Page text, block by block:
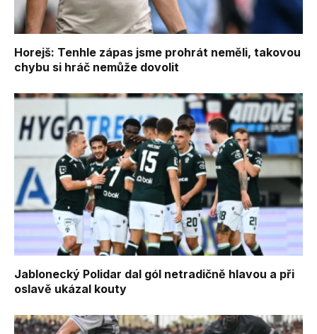
Horejš: Tenhle zápas jsme prohrát neměli, takovou
chybu si hráč nemůže dovolit
Jablonecký Polidar dal gól netradičně hlavou a při
oslavě ukázal kouty